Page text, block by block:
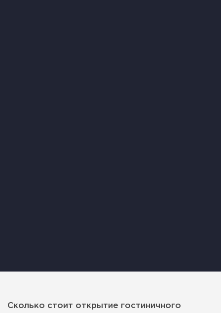
Сколько стоит открытие гостиничного